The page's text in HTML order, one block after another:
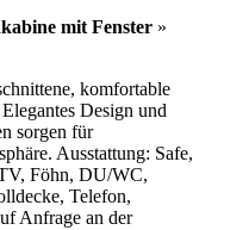
mit Fenster »
komfortable
Design und
sorgen für
Ausstattung: Safe,
Föhn, DU/WC,
Telefon,
Anfrage an der